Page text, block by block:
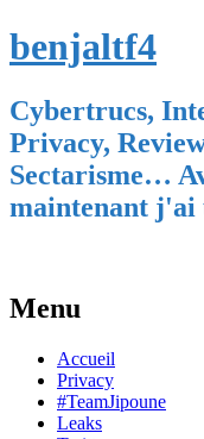
benjaltf4
Cybertrucs,
Privacy,
Sectarisme…
maintenant j'ai
Menu
Skip
content
Accueil
Privacy
#TeamJipoune
Leaks